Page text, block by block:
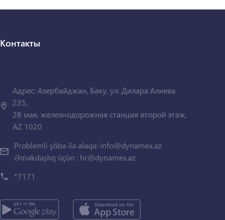
Контакты
Адрес: Азербайджан, Баку, ул. Дилара Алиева
235,
28 мая, железнодорожная станция второй этаж,
AZ 1020
Problemli şöbə ilə əlaqə: info@dynamex.az
Əməkdaşlıq üçün : hr@dynamex.az
*7171